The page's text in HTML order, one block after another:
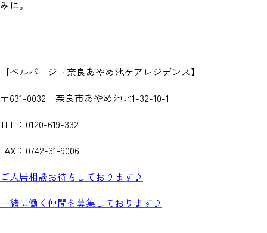
みに。
【ベルパージュ奈良あやめ池ケアレジデンス】
〒631-0032 奈良市あやめ池北1-32-10-1
TEL：0120-619-332
FAX：0742-31-9006
ご入居相談お待ちしております♪
一緒に働く仲間を募集しております♪